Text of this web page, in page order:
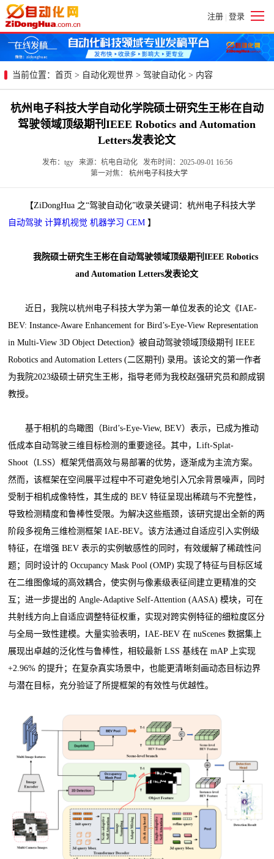
注册 | 登录
当前位置： 首页 > 自动化观世界 > 驾驶自动化 > 内容
杭州电子科技大学自动化学院硕士研究生王彬在自动
驾驶领域顶级期刊IEEE Robotics and Automation
Letters发表论文
发布：tgy 来源：杭电自动化 发布时间：2025-09-01 16:56
第一对焦： 杭州电子科技大学
【ZiDongHua 之“驾驶自动化”收录关键词：杭州电子科技大学
自动驾驶 计算机视觉 机器学习 CEM 】
我院硕士研究生王彬在自动驾驶领域顶级期刊IEEE Robotics
and Automation Letters发表论文
近日，我院以杭州电子科技大学为第一单位发表的论文《IAE-
BEV: Instance-Aware Enhancement for Bird’s-Eye-View Representation
in Multi-View 3D Object Detection》被自动驾驶领域顶级期刊 IEEE
Robotics and Automation Letters (二区期刊) 录用。该论文的第一作者
为我院2023级硕士研究生王彬，指导老师为我校赵强研究员和颜成钢
教授。
基于相机的鸟瞰图（Bird’s-Eye-View, BEV）表示，已成为推动
低成本自动驾驶三维目标检测的重要途径。其中，Lift-Splat-
Shoot（LSS）框架凭借高效与易部署的优势，逐渐成为主流方案。
然而，该框架在空间展平过程中不可避免地引入冗余背景噪声，同时
受制于相机成像特性，其生成的 BEV 特征呈现出稀疏与不完整性，
导致检测精度和鲁棒性受限。为解决这些瓶颈，该研究提出全新的两
阶段多视角三维检测框架 IAE-BEV。该方法通过自适应引入实例级
特征，在增强 BEV 表示的实例敏感性的同时，有效缓解了稀疏性问
题；同时设计的 Occupancy Mask Pool (OMP) 实现了特征与目标区域
在二维图像域的高效耦合，使实例与像素级表征间建立更精准的交
互；进一步提出的 Angle-Adaptive Self-Attention (AASA) 模块，可在
共射线方向上自适应调整特征权重，实现对跨实例特征的细粒度区分
与全局一致性建模。大量实验表明，IAE-BEV 在 nuScenes 数据集上
展现出卓越的泛化性与鲁棒性，相较最新 LSS 基线在 mAP 上实现
+2.96% 的提升；在复杂真实场景中，也能更清晰刻画动态目标边界
与潜在目标，充分验证了所提框架的有效性与优越性。